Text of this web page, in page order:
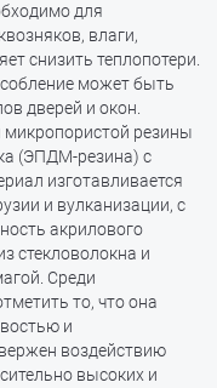
для
влаги,
снизить теплопотери.
может быть
дверей и окон.
микропористой резины
(ЭПДМ-резина) с
изготавливается
и вулканизации, с
акрилового
стекловолокна и
Среди
то, что она
и
воздействию
высоких и